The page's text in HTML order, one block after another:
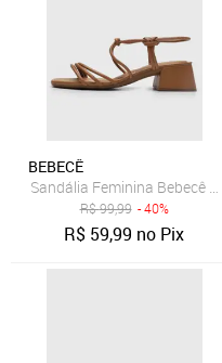
BEBECÊ
Sandália Feminina Bebecê
R$99,99 - 40%
R$ 59,99 no Pix